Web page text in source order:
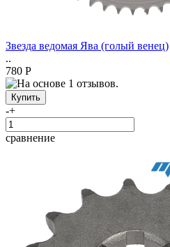
Звезда ведомая Ява (голый венец)
..
780 Р
-+
сравнение